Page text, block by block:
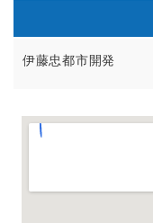
伊藤忠都市開発